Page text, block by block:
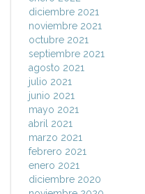
diciembre 2021
noviembre 2021
octubre 2021
septiembre 2021
agosto 2021
julio 2021
junio 2021
mayo 2021
abril 2021
marzo 2021
febrero 2021
enero 2021
diciembre 2020